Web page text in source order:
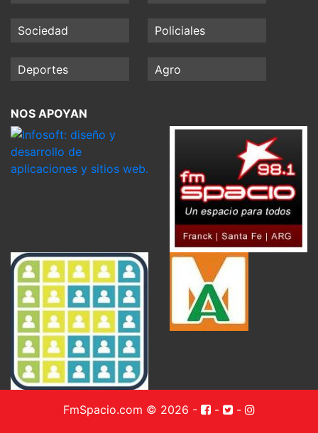
Sociedad Policiales
Deportes Agro
NOS APOYAN
FmSpacio.com © 2026 - - -